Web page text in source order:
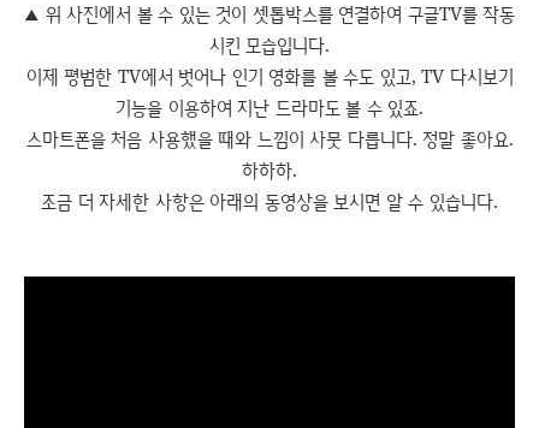
▲ 위 사진에서 볼 수 있는 것이 셋톱박스를 연결하여 구글TV를 작동
시킨 모습입니다.
이제 평범한 TV에서 벗어나 인기 영화를 볼 수도 있고, TV 다시보기
기능을 이용하여 지난 드라마도 볼 수 있죠.
스마트폰을 처음 사용했을 때와 느낌이 사뭇 다릅니다. 정말 좋아요.
하하하.
조금 더 자세한 사항은 아래의 동영상을 보시면 알 수 있습니다.